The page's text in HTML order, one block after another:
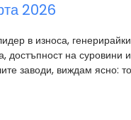
2026
в износа,
на суровини
заводи, виждам ясно: